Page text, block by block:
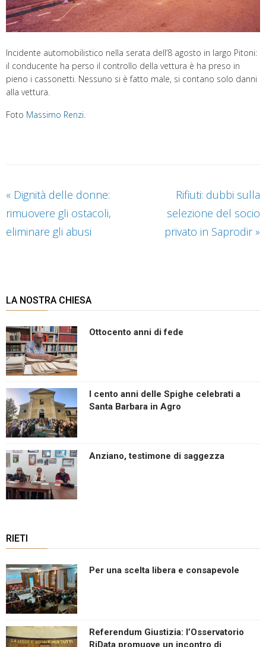
Incidente automobilistico nella serata dell’8 agosto in largo Pitoni:
il conducente ha perso il controllo della vettura è ha preso in
pieno i cassonetti. Nessuno si è fatto male, si contano solo danni
alla vettura.
Foto Massimo Renzi
« Dignità delle donne:
rimuovere gli ostacoli,
eliminare gli abusi
Rifiuti: dubbi sulla
selezione del socio
privato in Saprodir»
LA NOSTRA CHIESA
Ottocento anni di fede
I cento anni delle Spighe celebrati a
Santa Barbara in Agro
Anziano, testimone di saggezza
RIETI
Per una scelta libera e consapevole
Referendum Giustizia: l’Osservatorio
RiData promuove un incontro di